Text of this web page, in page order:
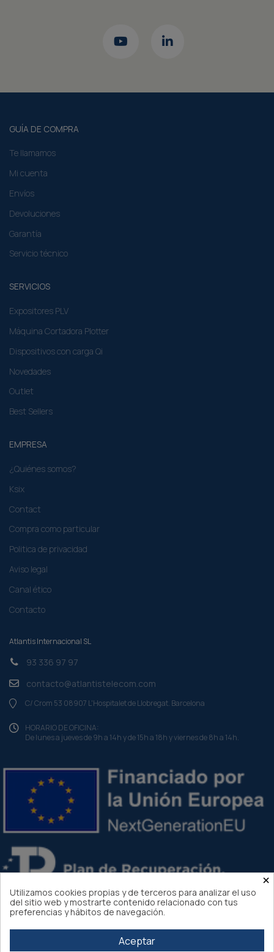
GUÍA DE COMPRA
Te llamamos
Mi cuenta
Envíos
Devoluciones
Garantía
Servicio técnico
SERVICIOS
Expositores PLV
Máquina Cortadora Plotter
Dispositivos con carga Qi
Novedades
Outlet
Best Sellers
EMPRESA
¿Quiénes somos?
Ksix
Contact
Compra como particular​
Politica de privacidad
Aviso legal
Canal ético
Contacto
Atlantis Internacional SL
93 336 97 97
contacto@atlantistelecom.com
C/ Crom 53 08907 L'Hospitalet de Llobregat. Barcelona
HORARIO DE OFICINA:
De lunes a jueves de 9h a 14h y de 15h a 18h y viernes de 8h a 14h.
×
Utilizamos cookies propias y de terceros para analizar el uso
del sitio web y mostrarte contenido relacionado con tus
preferencias y hábitos de navegación.
Aceptar